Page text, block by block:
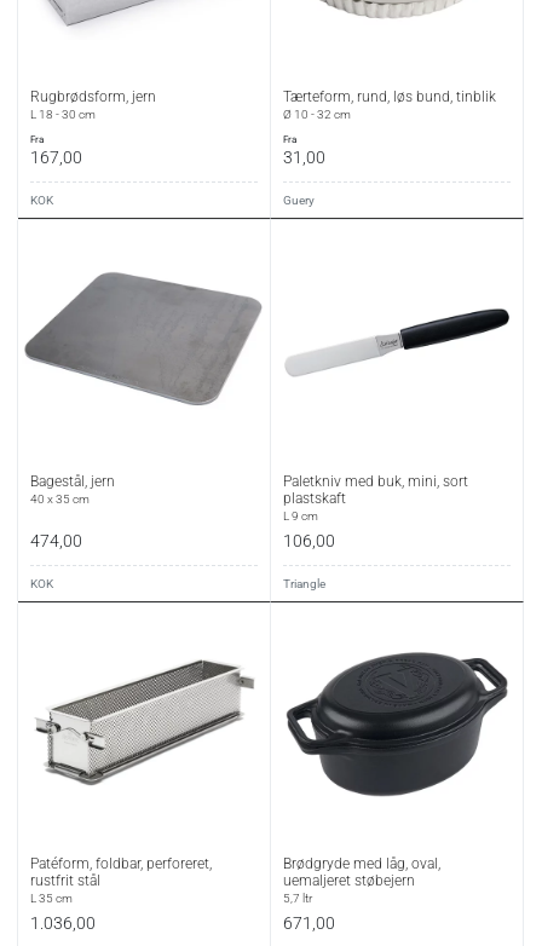
Rugbrødsform, jern
L 18 - 30 cm
fra
167,00
KOK
Tærteform, rund, løs bund, tinblik
Ø 10 - 32 cm
fra
31,00
Guery
Bagestål, jern
40 x 35 cm
474,00
KOK
Paletkniv med buk, mini, sort
plastskaft
L 9 cm
106,00
Triangle
Patéform, foldbar, perforeret,
rustfrit stål
L 35 cm
1.036,00
Brødgryde med låg, oval,
uemaljeret støbejern
5,7 ltr
671,00